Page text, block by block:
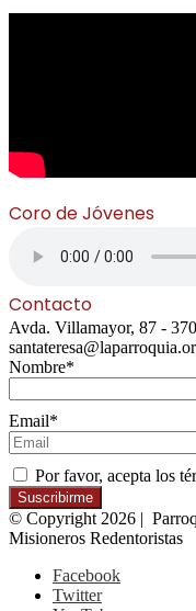
Coro de Jóvenes
Contacto
Avda. Villamayor, 87 -
Nombre*
Email*
Por favor, acepta los
© Copyright 2026 |
Misioneros Redentoristas
Facebook
Twitter